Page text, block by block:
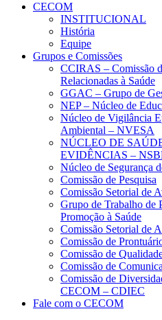
CECOM
INSTITUCIONAL
História
Equipe
Grupos e Comissões
CCIRAS – Comissão
Relacionadas à Saúde
GGAC – Grupo de
NEP – Núcleo de
Núcleo de Vigilância
Ambiental – NVESA
NÚCLEO DE
EVIDÊNCIAS –
Núcleo de Segurança
Comissão de Pesquisa
Comissão Setorial de
Grupo de Trabalho de
Promoção à Saúde
Comissão Setorial de
Comissão de
Comissão de
Comissão de
Comissão de
CECOM – CDIEC
Fale com o CECOM